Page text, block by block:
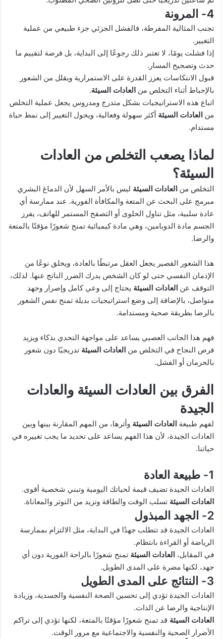
4- المرونة
تجنب المثالية المفرطة، فالفشل الجزئي جزء طبيعي من عملية
التغيير.
إذا فشلت يومًا، لا تعتبر ذلك رجوعًا إلى البداية، بل فرصة لتقييم ما
حدث وتصحيح المسار.
قبول الانتكاسات يعزز القدرة على الاستمرارية ويقلل من الشعور
بالإحباط أثناء التخلص من العادات السيئة.
اتباع هذه الاستراتيجيات بشكل متدرج ومدروس يجعل عملية التخلص
من العادات السيئة أكثر سهولة وفعالية، ويحول التغيير إلى نمط حياة
مستدام.
لماذا يصعب التخلص من العادات
السيئة؟
التخلص من العادات السيئة ليس بالأمر السهل لأن الدماغ البشري
مبرمج على البحث عن المتعة والمكافأة الفورية. عند ممارسة أي
عادة سلبية، مثل تناول الحلوى أو التصفح المستمر للهاتف، يفرز
الجسم مادة الدوبامين، وهي مادة كيميائية تمنح شعورًا مؤقتًا بالمتعة
والرضا.
هذا الشعور القصير يجعل العقل مرتبطًا بالعادة، ويخلق نوعًا من
الإدمان النفسي حتى لو كان الشخص يدرك الضرر الناتج عنها. لذلك،
التوقف عن العادات السيئة يحتاج إلى وعي كامل وإصرار وجهد
متواصل، بالإضافة إلى وضع استراتيجيات بديلة تمنح نفس الشعور
بالرضا بطريقة صحية ومستدامة.
فهم هذا الجانب العصبي يساعد على مواجهة التحدي بذكاء ويزيد
فرص النجاح في التخلص من العادات السيئة تدريجيًا دون شعور
بالحرمان أو الفشل.
الفرق بين العادات السيئة والعادات
الجيدة
لفهم طبيعة العادات السيئة وأثرها، من المهم المقارنة بينها وبين
العادات الجيدة، لأن هذا الفهم يساعد على تحديد ما يجب تغييره في
حياتنا.
1- طبيعة العادة
العادات الجيدة تضيف قيمة لحياتك اليومية وتبني شخصية أقوى.
العادات السيئة تسلب الوقت والطاقة وتزيد من التوتر والمعاناة.
2- الجهد المبذول
العادات الجيدة قد تتطلب جهدًا في البداية، مثل الالتزام بممارسة
الرياضة أو القراءة بانتظام.
في المقابل، العادات السيئة تمنح شعورًا بالراحة الفورية دون أي
جهد، لكنها مضرة على المدى الطويل.
3- النتائج على المدى الطويل
العادات الجيدة تؤدي إلى تحسين الصحة النفسية والجسدية، وزيادة
الإنتاجية والرضا عن الذات.
العادات السيئة قد تمنح شعورًا مؤقتًا بالمتعة، لكنها تؤدي إلى تراكم
الأضرار الصحية والنفسية والاجتماعية مع مرور الوقت.